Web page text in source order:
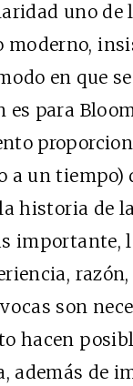
uno de
moderno,
en que
es para
a un tiempo)
historia de
importante,
razón,
son
hacen
además de